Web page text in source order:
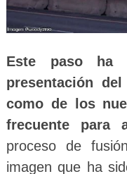
Este paso ha
presentación
como de los
frecuente para
proceso de
imagen que ha